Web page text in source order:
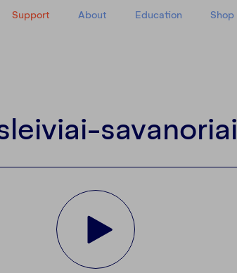
Support About Education Shop
savanoriai